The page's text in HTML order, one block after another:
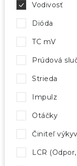
Vodivosť
Dióda
TC mV
Prúdová
Strieda
Impulz
Otáčky
Činiteľ
LCR